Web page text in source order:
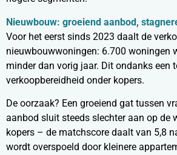
Nieuwbouw: groeiend aanbod,
Voor het eerst sinds 2023 daalt de
nieuwbouwwoningen: 6.700 woningen
minder dan vorig jaar. Dit ondanks een
verkoopbereidheid onder kopers.
De oorzaak? Een groeiend gat tussen
aanbod sluit steeds slechter aan op de
kopers – de matchscore daalt van 5,8
wordt overspoeld door kleinere